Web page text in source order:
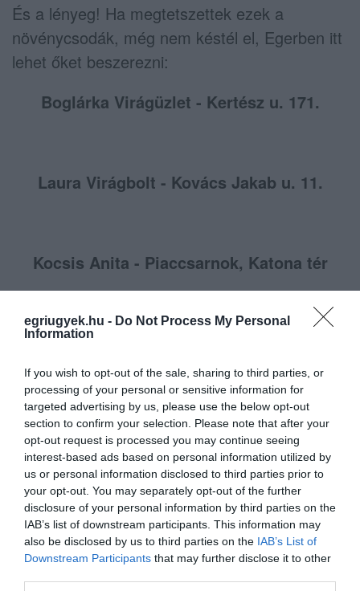
egriugyek.hu - Do Not Process My Personal
Information
If you wish to opt-out of the sale, sharing to third parties, or
processing of your personal or sensitive information for
targeted advertising by us, please use the below opt-out
section to confirm your selection. Please note that after your
opt-out request is processed you may continue seeing
interest-based ads based on personal information utilized by
us or personal information disclosed to third parties prior to
your opt-out. You may separately opt-out of the further
disclosure of your personal information by third parties on the
IAB’s list of downstream participants. This information may
also be disclosed by us to third parties on the IAB’s List of
Downstream Participants that may further disclose it to other
És a lényeg! Ha megtetszettek ezek a
növénycsodák, még nem késtél el, Egerben itt
lehet őket beszerezni:
Boglárka Virágüzlet - Kertész u. 171.
Laura Virágbolt - Kovács Jakab u. 11.
Kocsis Anita - Piaccsarnok, Katona tér
Juhász Éva - Széchenyi utca